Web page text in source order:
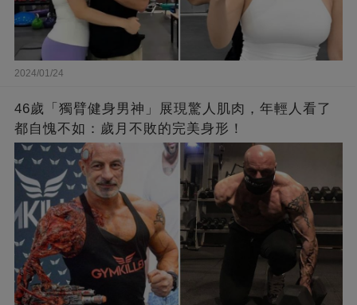
2024/01/24
46歲「獨臂健身男神」展現驚人肌肉，年輕人看了
都自愧不如：歲月不敗的完美身形！